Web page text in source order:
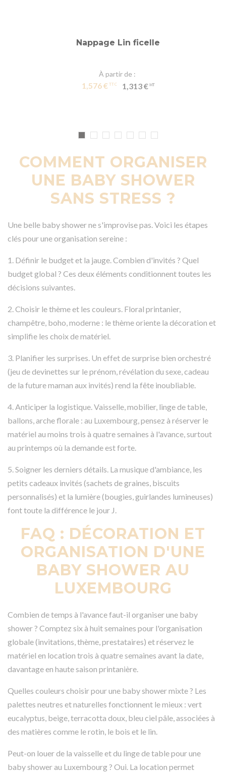
Nappage Lin ficelle
À partir de
1,576 € 1,313 €
COMMENT ORGANISER
UNE BABY SHOWER
SANS STRESS ?
Une belle baby shower ne s'improvise pas. Voici les étapes
clés pour une organisation sereine :
1. Définir le budget et la jauge. Combien d'invités ? Quel
budget global ? Ces deux éléments conditionnent toutes les
décisions suivantes.
2. Choisir le thème et les couleurs. Floral printanier,
champêtre, boho, moderne : le thème oriente la décoration et
simplifie les choix de matériel.
3. Planifier les surprises. Un effet de surprise bien orchestré
(jeu de devinettes sur le prénom, révélation du sexe, cadeau
de la future maman aux invités) rend la fête inoubliable.
4. Anticiper la logistique. Vaisselle, mobilier, linge de table,
ballons, arche florale : au Luxembourg, pensez à réserver le
matériel au moins trois à quatre semaines à l'avance, surtout
au printemps où la demande est forte.
5. Soigner les derniers détails. La musique d'ambiance, les
petits cadeaux invités (sachets de graines, biscuits
personnalisés) et la lumière (bougies, guirlandes lumineuses)
font toute la différence le jour J.
FAQ : DÉCORATION ET
ORGANISATION D'UNE
BABY SHOWER AU
LUXEMBOURG
Combien de temps à l'avance faut-il organiser une baby
shower ? Comptez six à huit semaines pour l'organisation
globale (invitations, thème, prestataires) et réservez le
matériel en location trois à quatre semaines avant la date,
davantage en haute saison printanière.
Quelles couleurs choisir pour une baby shower mixte ? Les
palettes neutres et naturelles fonctionnent le mieux : vert
eucalyptus, beige, terracotta doux, bleu ciel pâle, associées à
des matières comme le rotin, le bois et le lin.
Peut-on louer de la vaisselle et du linge de table pour une
baby shower au Luxembourg ? Oui. La location permet